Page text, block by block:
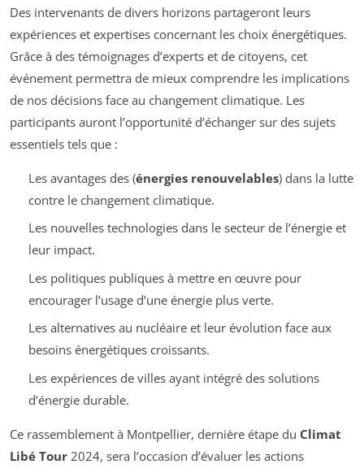
Des intervenants de divers horizons partageront leurs
expériences et expertises concernant les choix énergétiques.
Grâce à des témoignages d’experts et de citoyens, cet
événement permettra de mieux comprendre les implications
de nos décisions face au changement climatique. Les
participants auront l’opportunité d’échanger sur des sujets
essentiels tels que :
Les avantages des (énergies renouvelables) dans la lutte
contre le changement climatique.
Les nouvelles technologies dans le secteur de l’énergie et
leur impact.
Les politiques publiques à mettre en œuvre pour
encourager l’usage d’une énergie plus verte.
Les alternatives au nucléaire et leur évolution face aux
besoins énergétiques croissants.
Les expériences de villes ayant intégré des solutions
d’énergie durable.
Ce rassemblement à Montpellier, dernière étape du Climat
Libé Tour 2024, sera l’occasion d’évaluer les actions